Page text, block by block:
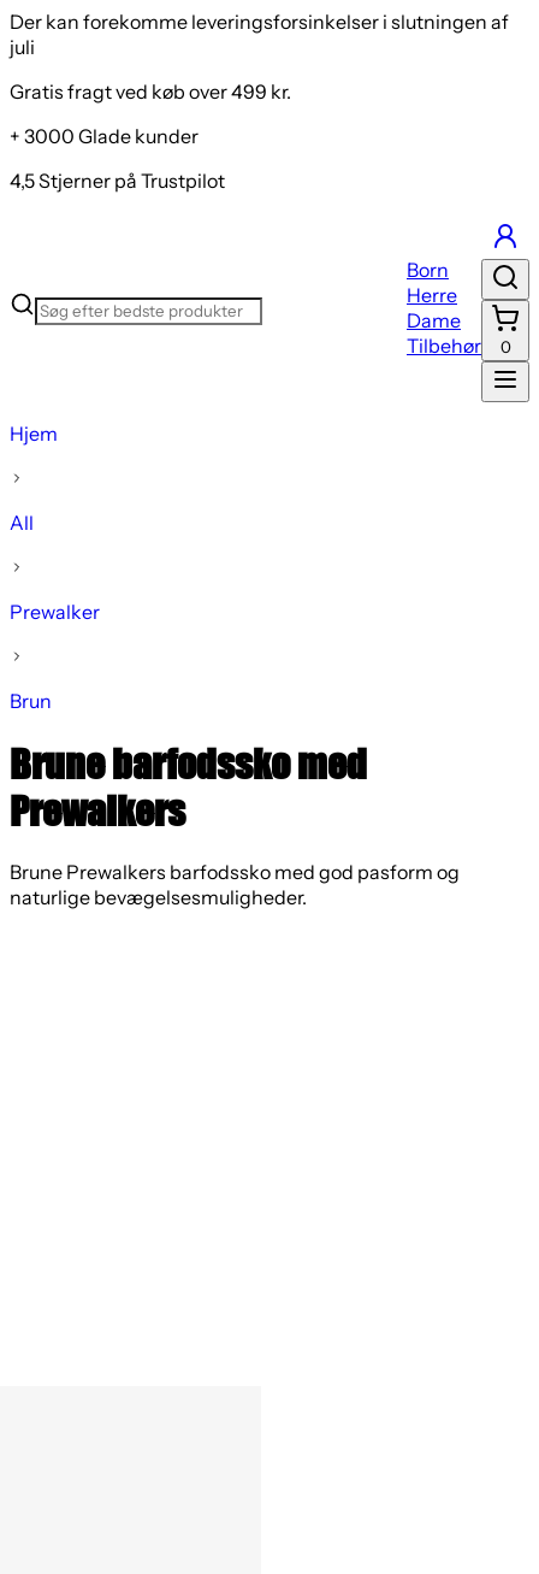
Der kan forekomme leveringsforsinkelser i slutningen af
juli
Gratis fragt ved køb over 499 kr.
+ 3000 Glade kunder
4,5 Stjerner på Trustpilot
Born
Herre
Dame
Tilbehør
0
Hjem
All
Prewalker
Brun
Brune barfodssko med
Prewalkers
Brune Prewalkers barfodssko med god pasform og
naturlige bevægelsesmuligheder.